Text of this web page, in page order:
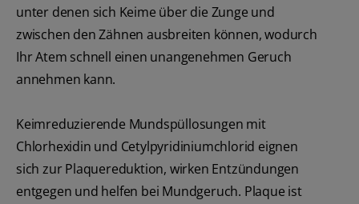
unter denen sich Keime über die Zunge und
zwischen den Zähnen ausbreiten können, wodurch
Ihr Atem schnell einen unangenehmen Geruch
annehmen kann.
Keimreduzierende Mundspüllosungen mit
Chlorhexidin und Cetylpyridiniumchlorid eignen
sich zur Plaquereduktion, wirken Entzündungen
entgegen und helfen bei Mundgeruch. Plaque ist